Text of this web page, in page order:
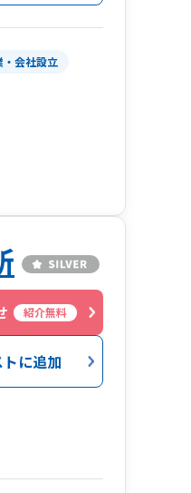
・会社設立
紹介無料
に追加